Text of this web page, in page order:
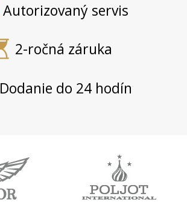
Autorizovaný servis
2-ročná záruka
Dodanie do 24 hodín